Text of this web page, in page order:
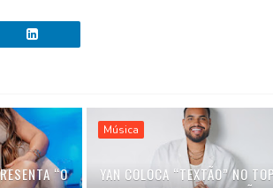
“O
Música
YAN COLOCA “TEXTÃO” NO TOP